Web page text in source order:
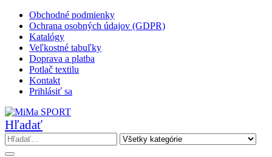
Obchodné podmienky
Ochrana osobných údajov (GDPR)
Katalógy
Veľkostné tabuľky
Doprava a platba
Potlač textilu
Kontakt
Prihlásiť sa
Hľadať